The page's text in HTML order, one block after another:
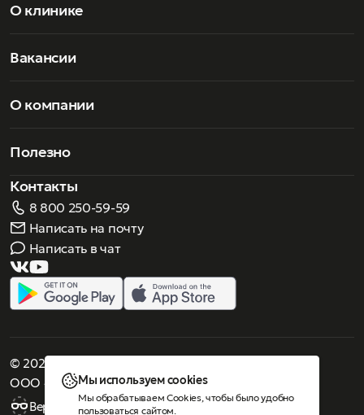
О клинике
Вакансии
О компании
Полезно
Контакты
8 800 250-59-59
Написать на почту
Написать в чат
© 2026 Роскошное зрение. Все права защищены
ООО «Люнеттес-оптика»
Версия для слабовидящих
Мы используем cookies
Мы обрабатываем Cookies, чтобы было удобно
пользоваться сайтом.